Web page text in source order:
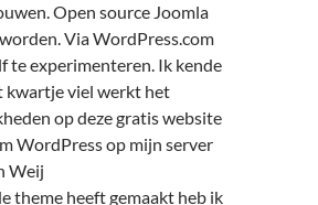
Open source Joomla
Via WordPress.com
te experimenteren. Ik kende
kwartje viel werkt het
op deze gratis website
WordPress op mijn server
Weij
theme heeft gemaakt heb ik